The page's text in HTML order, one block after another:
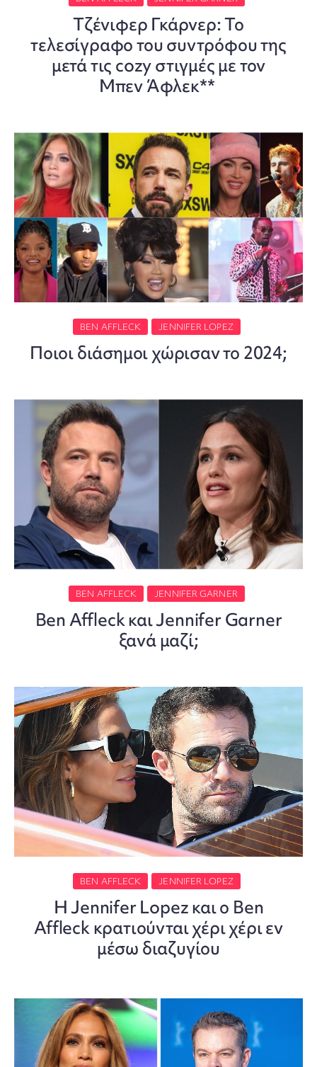
Τζένιφερ Γκάρνερ: Το
τελεσίγραφο του συντρόφου της
μετά τις cozy στιγμές με τον
Μπεν Άφλεκ**
BEN AFFLECK JENNIFER LOPEZ
Ποιοι διάσημοι χώρισαν το 2024;
BEN AFFLECK JENNIFER GARNER
Ben Affleck και Jennifer Garner
ξανά μαζί;
BEN AFFLECK JENNIFER LOPEZ
Η Jennifer Lopez και ο Ben
Affleck κρατιούνται χέρι χέρι εν
μέσω διαζυγίου